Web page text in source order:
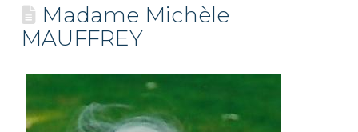
Madame Michèle
MAUFFREY